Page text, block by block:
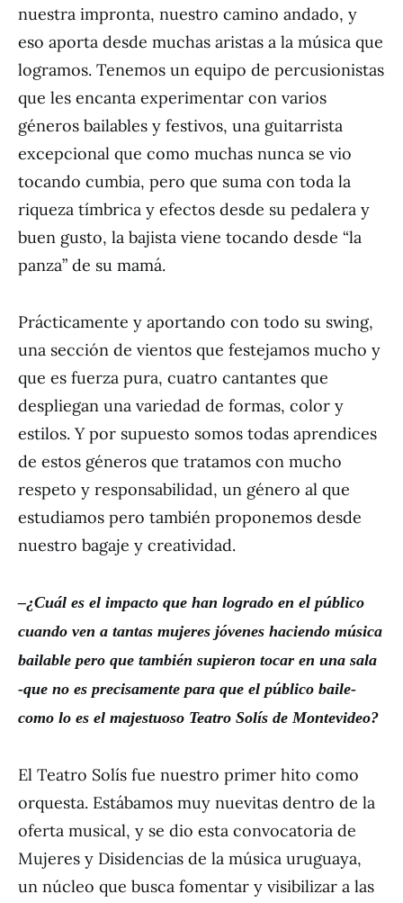
nuestra impronta, nuestro camino andado, y
eso aporta desde muchas aristas a la música que
logramos. Tenemos un equipo de percusionistas
que les encanta experimentar con varios
géneros bailables y festivos, una guitarrista
excepcional que como muchas nunca se vio
tocando cumbia, pero que suma con toda la
riqueza tímbrica y efectos desde su pedalera y
buen gusto, la bajista viene tocando desde “la
panza” de su mamá.
Prácticamente y aportando con todo su swing,
una sección de vientos que festejamos mucho y
que es fuerza pura, cuatro cantantes que
despliegan una variedad de formas, color y
estilos. Y por supuesto somos todas aprendices
de estos géneros que tratamos con mucho
respeto y responsabilidad, un género al que
estudiamos pero también proponemos desde
nuestro bagaje y creatividad.
–¿Cuál es el impacto que han logrado en el público
cuando ven a tantas mujeres jóvenes haciendo música
bailable pero que también supieron tocar en una sala
-que no es precisamente para que el público baile-
como lo es el majestuoso Teatro Solís de Montevideo?
El Teatro Solís fue nuestro primer hito como
orquesta. Estábamos muy nuevitas dentro de la
oferta musical, y se dio esta convocatoria de
Mujeres y Disidencias de la música uruguaya,
un núcleo que busca fomentar y visibilizar a las